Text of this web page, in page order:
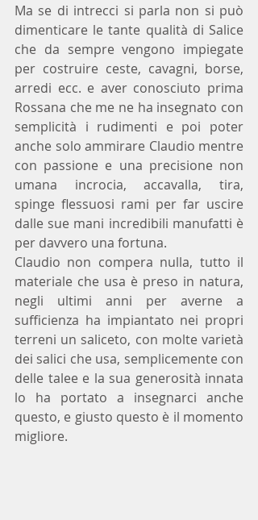
Ma se di intrecci si parla non si può
dimenticare le tante qualità di Salice
che da sempre vengono impiegate
per costruire ceste, cavagni, borse,
arredi ecc. e aver conosciuto prima
Rossana che me ne ha insegnato con
semplicità i rudimenti e poi poter
anche solo ammirare Claudio mentre
con passione e una precisione non
umana incrocia, accavalla, tira,
spinge flessuosi rami per far uscire
dalle sue mani incredibili manufatti è
per davvero una fortuna.
Claudio non compera nulla, tutto il
materiale che usa è preso in natura,
negli ultimi anni per averne a
sufficienza ha impiantato nei propri
terreni un saliceto, con molte varietà
dei salici che usa, semplicemente con
delle talee e la sua generosità innata
lo ha portato a insegnarci anche
questo, e giusto questo è il momento
migliore.